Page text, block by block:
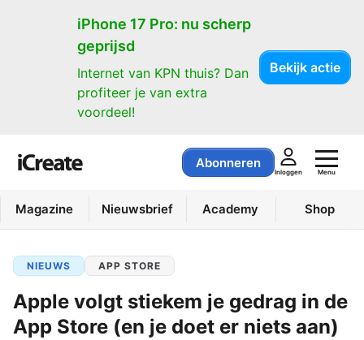
iPhone 17 Pro: nu scherp
geprijsd
Internet van KPN thuis? Dan
profiteer je van extra
voordeel!
Bekijk actie
Abonneren
Inloggen Menu
Magazine Nieuwsbrief Academy Shop
NIEUWS APP STORE
Apple volgt stiekem je gedrag in de
App Store (en je doet er niets aan)